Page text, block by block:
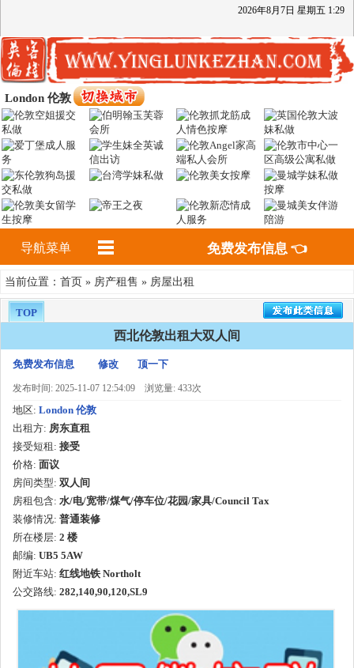
2026年8月 7日 星期五 1:29
London 伦敦
导航菜单 免费发布信息 👈
当前位置： 首页 » 房产租售 » 房屋出租
TOP
西北伦敦出租大双人间
免费发布信息 修改 顶一下
发布时间: 2025-11-07 12:54:09 浏览量: 433次
地区: London 伦敦
出租方: 房东直租
接受短租: 接受
价格: 面议
房间类型: 双人间
房租包含: 水/电/宽带/煤气/停车位/花园/家具/Council Tax
装修情况: 普通装修
所在楼层: 2 楼
邮编: UB5 5AW
附近车站: 红线地铁 Northolt
公交路线: 282,140,90,120,SL9